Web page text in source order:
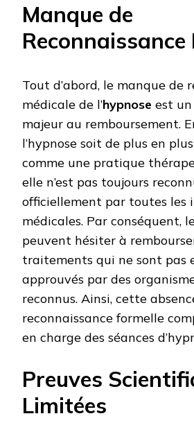
Manque de
Reconnaissance
Tout d’abord, le manque de
médicale de l’hypnose est
majeur au remboursement.
l’hypnose soit de plus en
comme une pratique
elle n’est pas toujours
officiellement par toutes les
médicales. Par conséquent,
peuvent hésiter à
traitements qui ne sont pas
approuvés par des
reconnus. Ainsi, cette
reconnaissance formelle
en charge des séances
Preuves
Limitées